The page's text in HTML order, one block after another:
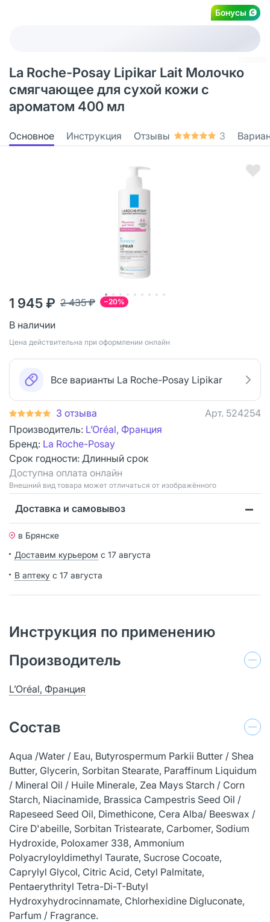
Бонусы
La Roche-Posay Lipikar Lait Молочко
смягчающее для сухой кожи с
ароматом 400 мл
Основное Инструкция Отзывы 3
−20%
2 435 ₽
1 945 ₽
В наличии
Цена действительна при оформлении онлайн
Все варианты La Roche-Posay Lipikar
3 отзыва Арт. 524254
Производитель: L’Oréal, Франция
Бренд: La Roche-Posay
Срок годности: Длинный срок
Доступна оплата онлайн
Bнешний вид товара может отличаться от изображённого
Доставка и самовывоз
в Брянске
Доставим курьером с 17 августа
В аптеку с 17 августа
Инструкция по применению
Производитель
L’Oréal, Франция
Состав
Aqua /Water / Eau, Butyrospermum Parkii Butter / Shea
Butter, Glycerin, Sorbitan Stearate, Paraffinum Liquidum
/ Mineral Oil / Huile Minerale, Zea Mays Starch / Corn
Starch, Niacinamide, Brassica Campestris Seed Oil /
Rapeseed Seed Oil, Dimethicone, Cera Alba/ Beeswax /
Cire D'abeille, Sorbitan Tristearate, Carbomer, Sodium
Hydroxide, Poloxamer 338, Ammonium
Polyacryloyldimethyl Taurate, Sucrose Cocoate,
Caprylyl Glycol, Citric Acid, Cetyl Palmitate,
Pentaerythrityl Tetra-Di-T-Butyl
Hydroxyhydrocinnamate, Chlorhexidine Digluconate,
Parfum / Fragrance.